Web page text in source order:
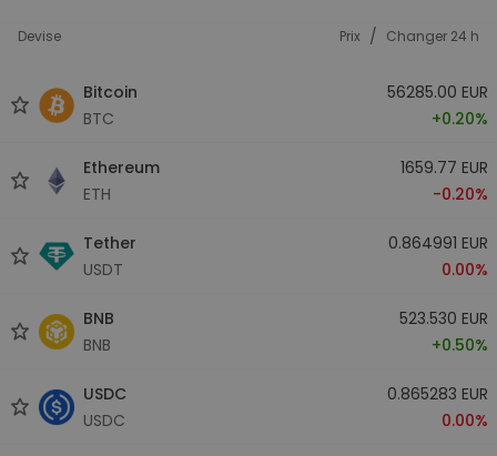
Devise Prix / Changer 24 h
Bitcoin
BTC
56285.00 EUR
+0.20%
Ethereum
ETH
1659.77 EUR
-0.20%
Tether
USDT
0.864991 EUR
0.00%
BNB
BNB
523.530 EUR
+0.50%
USDC
USDC
0.865283 EUR
0.00%